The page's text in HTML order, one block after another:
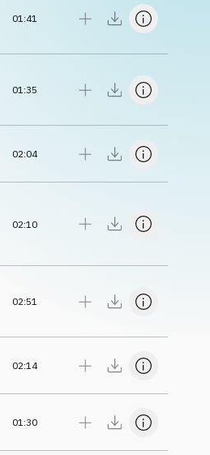
01:41
01:35
02:04
02:10
02:51
02:14
01:30